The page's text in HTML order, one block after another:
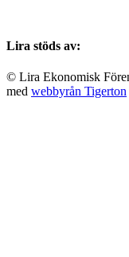
Lira stöds av:
© Lira Ekonomisk
med webbyrån Tigerton